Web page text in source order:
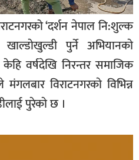
‘दर्शन नेपाल नि:शुल्क
पुर्ने अभियानकाे
वर्षदेखि निरन्तर समाजिक
विराटनगरकाे विभिन्न
पुरेकाे छ ।